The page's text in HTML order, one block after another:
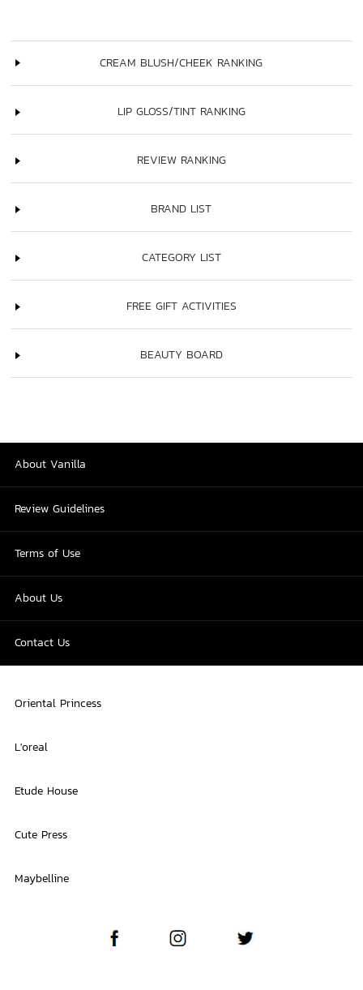
CREAM BLUSH/CHEEK RANKING
LIP GLOSS/TINT RANKING
REVIEW RANKING
BRAND LIST
CATEGORY LIST
FREE GIFT ACTIVITIES
BEAUTY BOARD
About Vanilla
Review Guidelines
Terms of Use
About Us
Contact Us
Oriental Princess
L'oreal
Etude House
Cute Press
Maybelline